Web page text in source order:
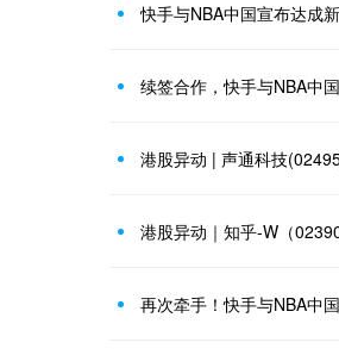
快手与NBA中国宣布达成
续签合作，快手与NBA中
再次牵手！快手与NBA中